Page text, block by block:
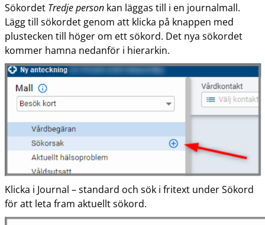
Sökordet Tredje person kan läggas till i en journalmall.
Lägg till sökordet genom att klicka på knappen med
plustecken till höger om ett sökord. Det nya sökordet
kommer hamna nedanför i hierarkin.
Klicka i Journal – standard och sök i fritext under Sökord
för att leta fram aktuellt sökord.